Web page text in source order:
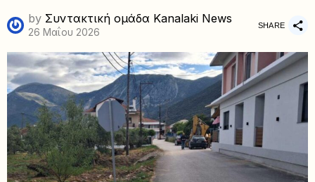
by Συντακτική ομάδα Kanalaki News
26 Μαΐου 2026
SHARE